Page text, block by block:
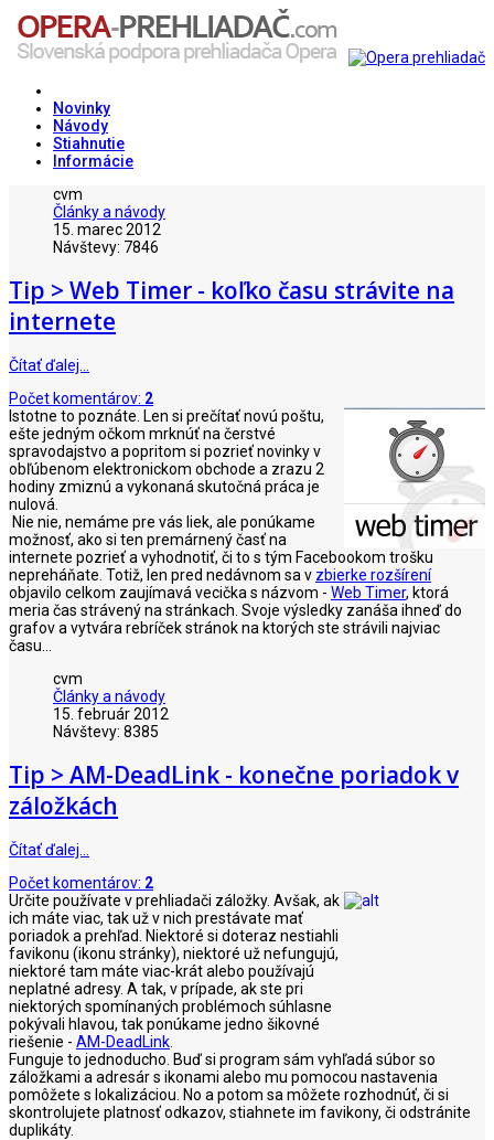
Novinky
Návody
Stiahnutie
Informácie
cvm
Články a návody
15. marec 2012
Návštevy: 7846
Tip > Web Timer - koľko času strávite na
internete
Čítať ďalej…
Počet komentárov: 2
Istotne to poznáte. Len si prečítať novú poštu,
ešte jedným očkom mrknúť na čerstvé
spravodajstvo a popritom si pozrieť novinky v
obľúbenom elektronickom obchode a zrazu 2
hodiny zmiznú a vykonaná skutočná práca je
nulová.
Nie nie, nemáme pre vás liek, ale ponúkame
možnosť, ako si ten premárnený časť na
internete pozrieť a vyhodnotiť, či to s tým Facebookom trošku
nepreháňate. Totiž, len pred nedávnom sa v zbierke rozšírení
objavilo celkom zaujímavá vecička s názvom - Web Timer, ktorá
meria čas strávený na stránkach. Svoje výsledky zanáša ihneď do
grafov a vytvára rebríček stránok na ktorých ste strávili najviac
času...
cvm
Články a návody
15. február 2012
Návštevy: 8385
Tip > AM-DeadLink - konečne poriadok v
záložkách
Čítať ďalej…
Počet komentárov: 2
Určite používate v prehliadači záložky. Avšak, ak
ich máte viac, tak už v nich prestávate mať
poriadok a prehľad. Niektoré si doteraz nestiahli
favikonu (ikonu stránky), niektoré už nefungujú,
niektoré tam máte viac-krát alebo používajú
neplatné adresy. A tak, v prípade, ak ste pri
niektorých spomínaných problémoch súhlasne
pokývali hlavou, tak ponúkame jedno šikovné
riešenie - AM-DeadLink
Funguje to jednoducho. Buď si program sám vyhľadá súbor so
záložkami a adresár s ikonami alebo mu pomocou nastavenia
pomôžete s lokalizáciou. No a potom sa môžete rozhodnúť, či si
skontrolujete platnosť odkazov, stiahnete im favikony, či odstránite
duplikáty.